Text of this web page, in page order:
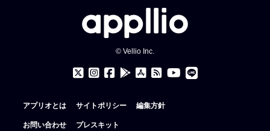
© Vellio Inc.
アプリオとは サイトポリシー 編集方針
お問い合わせ プレスキット